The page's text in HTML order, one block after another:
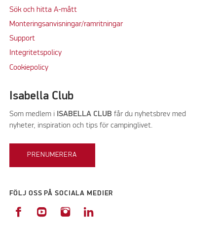
Sök och hitta A-mått
Monteringsanvisningar/ramritningar
Support
Integritetspolicy
Cookiepolicy
Isabella Club
Som medlem i ISABELLA CLUB får du nyhetsbrev med
nyheter, inspiration och tips för campinglivet.
PRENUMERERA
FÖLJ OSS PÅ SOCIALA MEDIER